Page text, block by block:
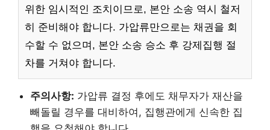
위한 임시적인 조치이므로, 본안 소송 역시 철저
히 준비해야 합니다. 가압류만으로는 채권을 회
수할 수 없으며, 본안 소송 승소 후 강제집행 절
차를 거쳐야 합니다.
주의사항: 가압류 결정 후에도 채무자가 재산을
빼돌릴 경우를 대비하여, 집행관에게 신속한 집